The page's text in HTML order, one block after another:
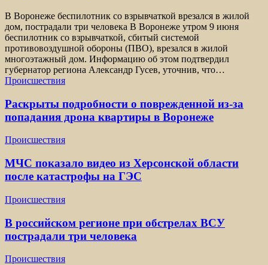
В Воронеже беспилотник со взрывчаткой врезался в жилой
дом, пострадали три человека В Воронеже утром 9 июня
беспилотник со взрывчаткой, сбитый системой
противовоздушной обороны (ПВО), врезался в жилой
многоэтажный дом. Информацию об этом подтвердил
губернатор региона Александр Гусев, уточнив, что…
Происшествия
Раскрыты подробности о поврежденной из-за
попадания дрона квартиры в Воронеже
Происшествия
МЧС показало видео из Херсонской области
после катастрофы на ГЭС
Происшествия
В российском регионе при обстрелах ВСУ
пострадали три человека
Происшествия